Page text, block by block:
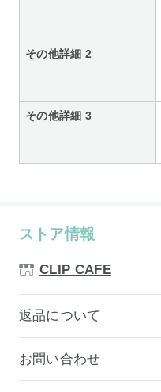
その他詳細 2
その他詳細 3
ストア情報
CLIP CAFE
返品について
お問い合わせ